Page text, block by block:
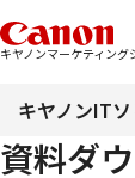
キヤノンマーケティング
キヤノンIT
資料ダ